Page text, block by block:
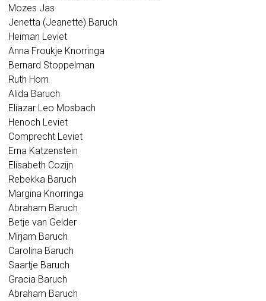
Mozes Jas
Jenetta (Jeanette) Baruch
Heiman Leviet
Anna Froukje Knorringa
Bernard Stoppelman
Ruth Horn
Alida Baruch
Eliazar Leo Mosbach
Henoch Leviet
Comprecht Leviet
Erna Katzenstein
Elisabeth Cozijn
Rebekka Baruch
Margina Knorringa
Abraham Baruch
Betje van Gelder
Mirjam Baruch
Carolina Baruch
Saartje Baruch
Gracia Baruch
Abraham Baruch